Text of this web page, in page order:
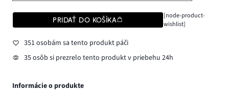
PRIDAŤ DO KOŠÍKA
[node-product-
wishlist]
351 osobám sa tento produkt páči
35 osôb si prezrelo tento produkt v priebehu 24h
Informácie o produkte